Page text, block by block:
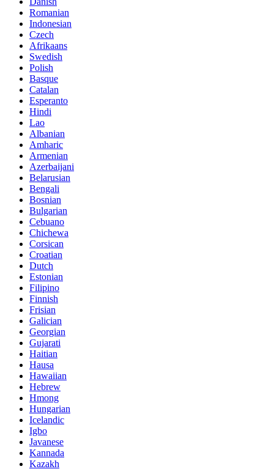
Romanian
Indonesian
Czech
Afrikaans
Swedish
Polish
Basque
Catalan
Esperanto
Hindi
Lao
Albanian
Amharic
Armenian
Azerbaijani
Belarusian
Bengali
Bosnian
Bulgarian
Cebuano
Chichewa
Corsican
Croatian
Dutch
Estonian
Filipino
Finnish
Frisian
Galician
Georgian
Gujarati
Haitian
Hausa
Hawaiian
Hebrew
Hmong
Hungarian
Icelandic
Igbo
Javanese
Kannada
Kazakh